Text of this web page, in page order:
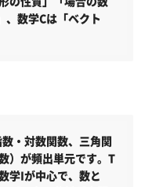
、数学Cは「ベクト
・対数関数、三角関
）が頻出単元です。T
学Iが中心で、数と